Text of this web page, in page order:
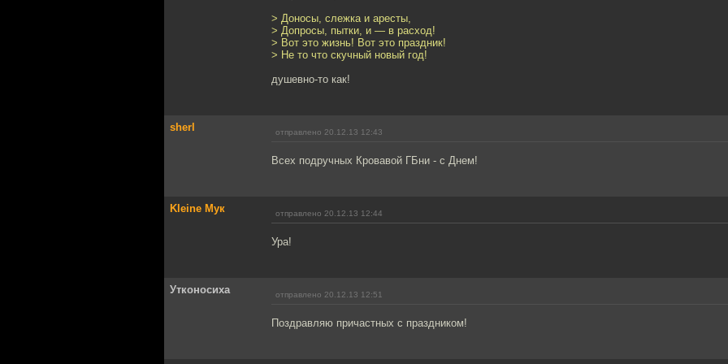
> Доносы, слежка и аресты,
> Допросы, пытки, и — в расход!
> Вот это жизнь! Вот это праздник!
> Не то что скучный новый год!
душевно-то как!
sherl отправлено 20.12.13 12:43
Всех подручных Кровавой ГБни - с Днем!
Kleine Мук отправлено 20.12.13 12:44
Ура!
Утконосиха отправлено 20.12.13 12:51
Поздравляю причастных с праздником!